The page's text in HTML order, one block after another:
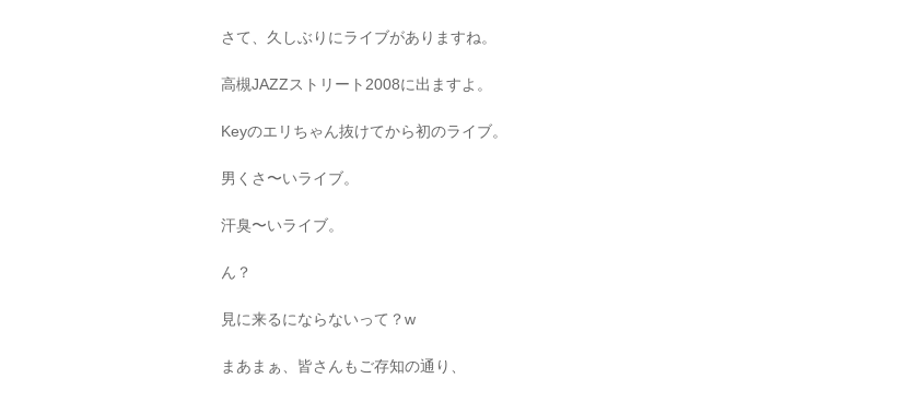
さて、久しぶりにライブがありますね。
高槻JAZZストリート2008に出ますよ。
Keyのエリちゃん抜けてから初のライブ。
男くさ〜いライブ。
汗臭〜いライブ。
ん？
見に来るにならないって？w
まあまぁ、皆さんもご存知の通り、